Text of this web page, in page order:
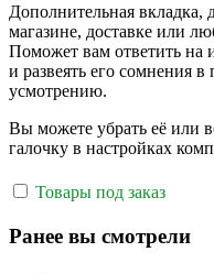
Дополнительная
магазине, доставке или
Поможет вам ответить на
и развеять его сомнения
усмотрению.
Вы можете убрать её или
галочку в настройках
Товары под заказ
Ранее вы смотрели